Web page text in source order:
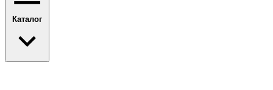
Каталог